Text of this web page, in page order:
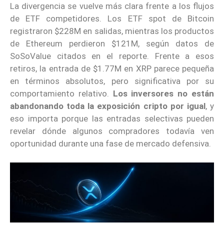
La divergencia se vuelve más clara frente a los flujos
de ETF competidores. Los ETF spot de Bitcoin
registraron $228M en salidas, mientras los productos
de Ethereum perdieron $121M, según datos de
SoSoValue citados en el reporte. Frente a esos
retiros, la entrada de $1.77M en XRP parece pequeña
en términos absolutos, pero significativa por su
comportamiento relativo. Los inversores no están
abandonando toda la exposición cripto por igual, y
eso importa porque las entradas selectivas pueden
revelar dónde algunos compradores todavía ven
oportunidad durante una fase de mercado defensiva.